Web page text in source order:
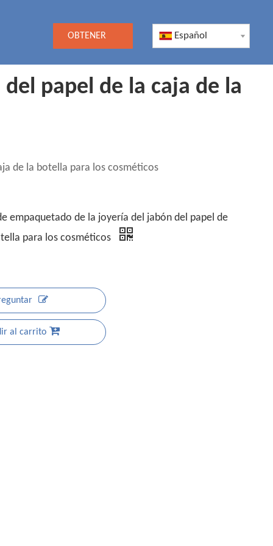
OBTENER
COTIZACIÓN
Español
papel de la caja de la
de la botella para los cosméticos
empaquetado de la joyería del jabón del papel de
para los cosméticos
al carrito